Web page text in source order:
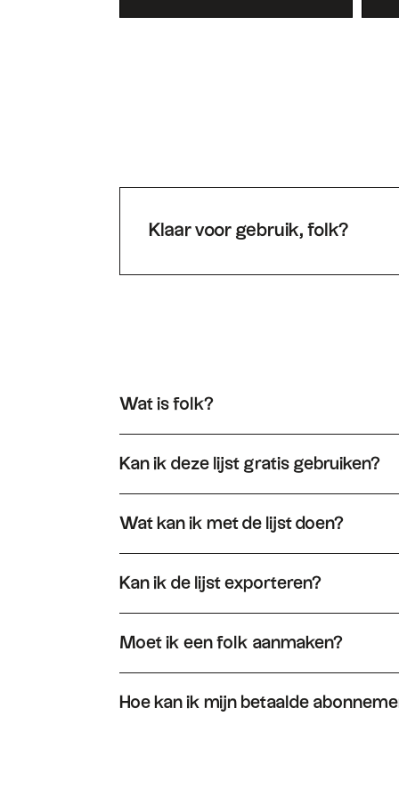
Klaar voor gebruik, folk?
Wat is folk?
Kan ik deze lijst gratis gebruiken?
Wat kan ik met de lijst doen?
Kan ik de lijst exporteren?
Moet ik een folk aanmaken?
Hoe kan ik mijn betaalde